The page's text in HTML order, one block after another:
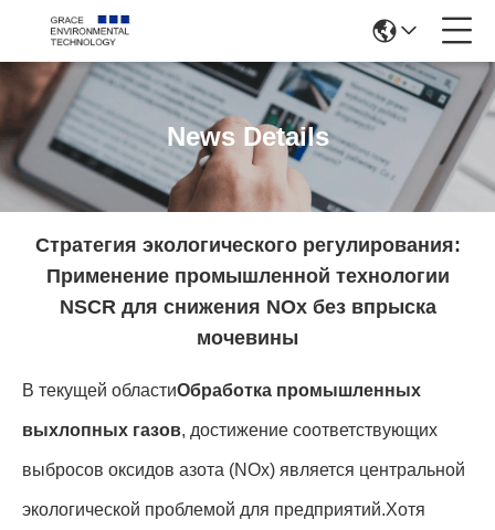
News Details
Стратегия экологического регулирования:
Применение промышленной технологии
NSCR для снижения NOx без впрыска
мочевины
В текущей областиОбработка промышленных
выхлопных газов, достижение соответствующих
выбросов оксидов азота (NOx) является центральной
экологической проблемой для предприятий.Хотя